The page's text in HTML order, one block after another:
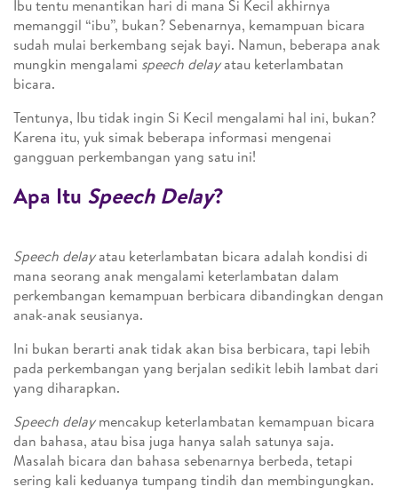
Ibu tentu menantikan hari di mana Si Kecil akhirnya
memanggil “ibu”, bukan? Sebenarnya, kemampuan bicara
sudah mulai berkembang sejak bayi. Namun, beberapa anak
mungkin mengalami speech delayatau keterlambatan
bicara.
Tentunya, Ibu tidak ingin Si Kecil mengalami hal ini, bukan?
Karena itu, yuk simak beberapa informasi mengenai
gangguan perkembangan yang satu ini!
Apa Itu Speech Delay?
Speech delayatau keterlambatan bicara adalah kondisi di
mana seorang anak mengalami keterlambatan dalam
perkembangan kemampuan berbicara dibandingkan dengan
anak-anak seusianya.
Ini bukan berarti anak tidak akan bisa berbicara, tapi lebih
pada perkembangan yang berjalan sedikit lebih lambat dari
yang diharapkan.
Speech delaymencakup keterlambatan kemampuan bicara
dan bahasa, atau bisa juga hanya salah satunya saja.
Masalah bicara dan bahasa sebenarnya berbeda, tetapi
sering kali keduanya tumpang tindih dan membingungkan.